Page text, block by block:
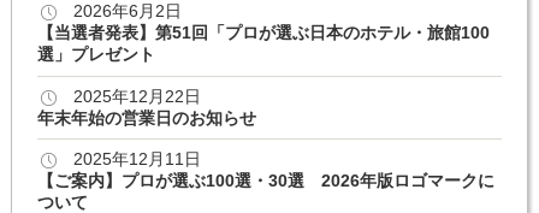
2026年6月2日
【当選者発表】第51回「プロが選ぶ日本のホテル・旅館100
選」プレゼント
2025年12月22日
年末年始の営業日のお知らせ
2025年12月11日
【ご案内】プロが選ぶ100選・30選 2026年版ロゴマークに
ついて